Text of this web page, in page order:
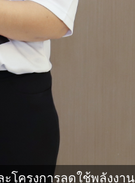
โครงการลดใช้พลังงาน